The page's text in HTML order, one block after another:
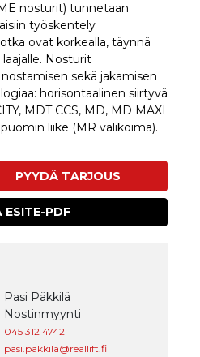
nosturit) tunnetaan
työskentely
ovat korkealla, täynnä
Nosturit
sekä jakamisen
horisontaalinen siirtyvä
MDT CCS, MD, MD MAXI
liike (MR valikoima).
PYYDÄ TARJOUS
ESITE-PDF
Pasi Päkkilä
Nostinmyynti
045 312 4742
pasi.pakkila@reallift.fi